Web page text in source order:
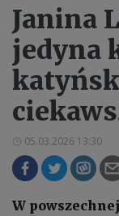
Janina
jedyna
05.03.2026 13:30
W